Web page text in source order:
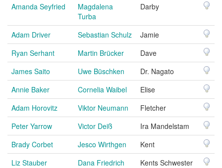
Amanda Seyfried
Magdalena
Turba
Darby
Adam Driver Sebastian Schulz
Jamie
Ryan Serhant
Martin Brücker
Dave
James Saito
Uwe Büschken
Dr. Nagato
Annie Baker
Cornelia Waibel
Elise
Adam Horovitz
Viktor Neumann
Fletcher
Peter Yarrow
Victor Deiß
Ira Mandelstam
Brady Corbet
Jesco Wirthgen
Kent
Liz Stauber
Dana Friedrich
Kents Schwester